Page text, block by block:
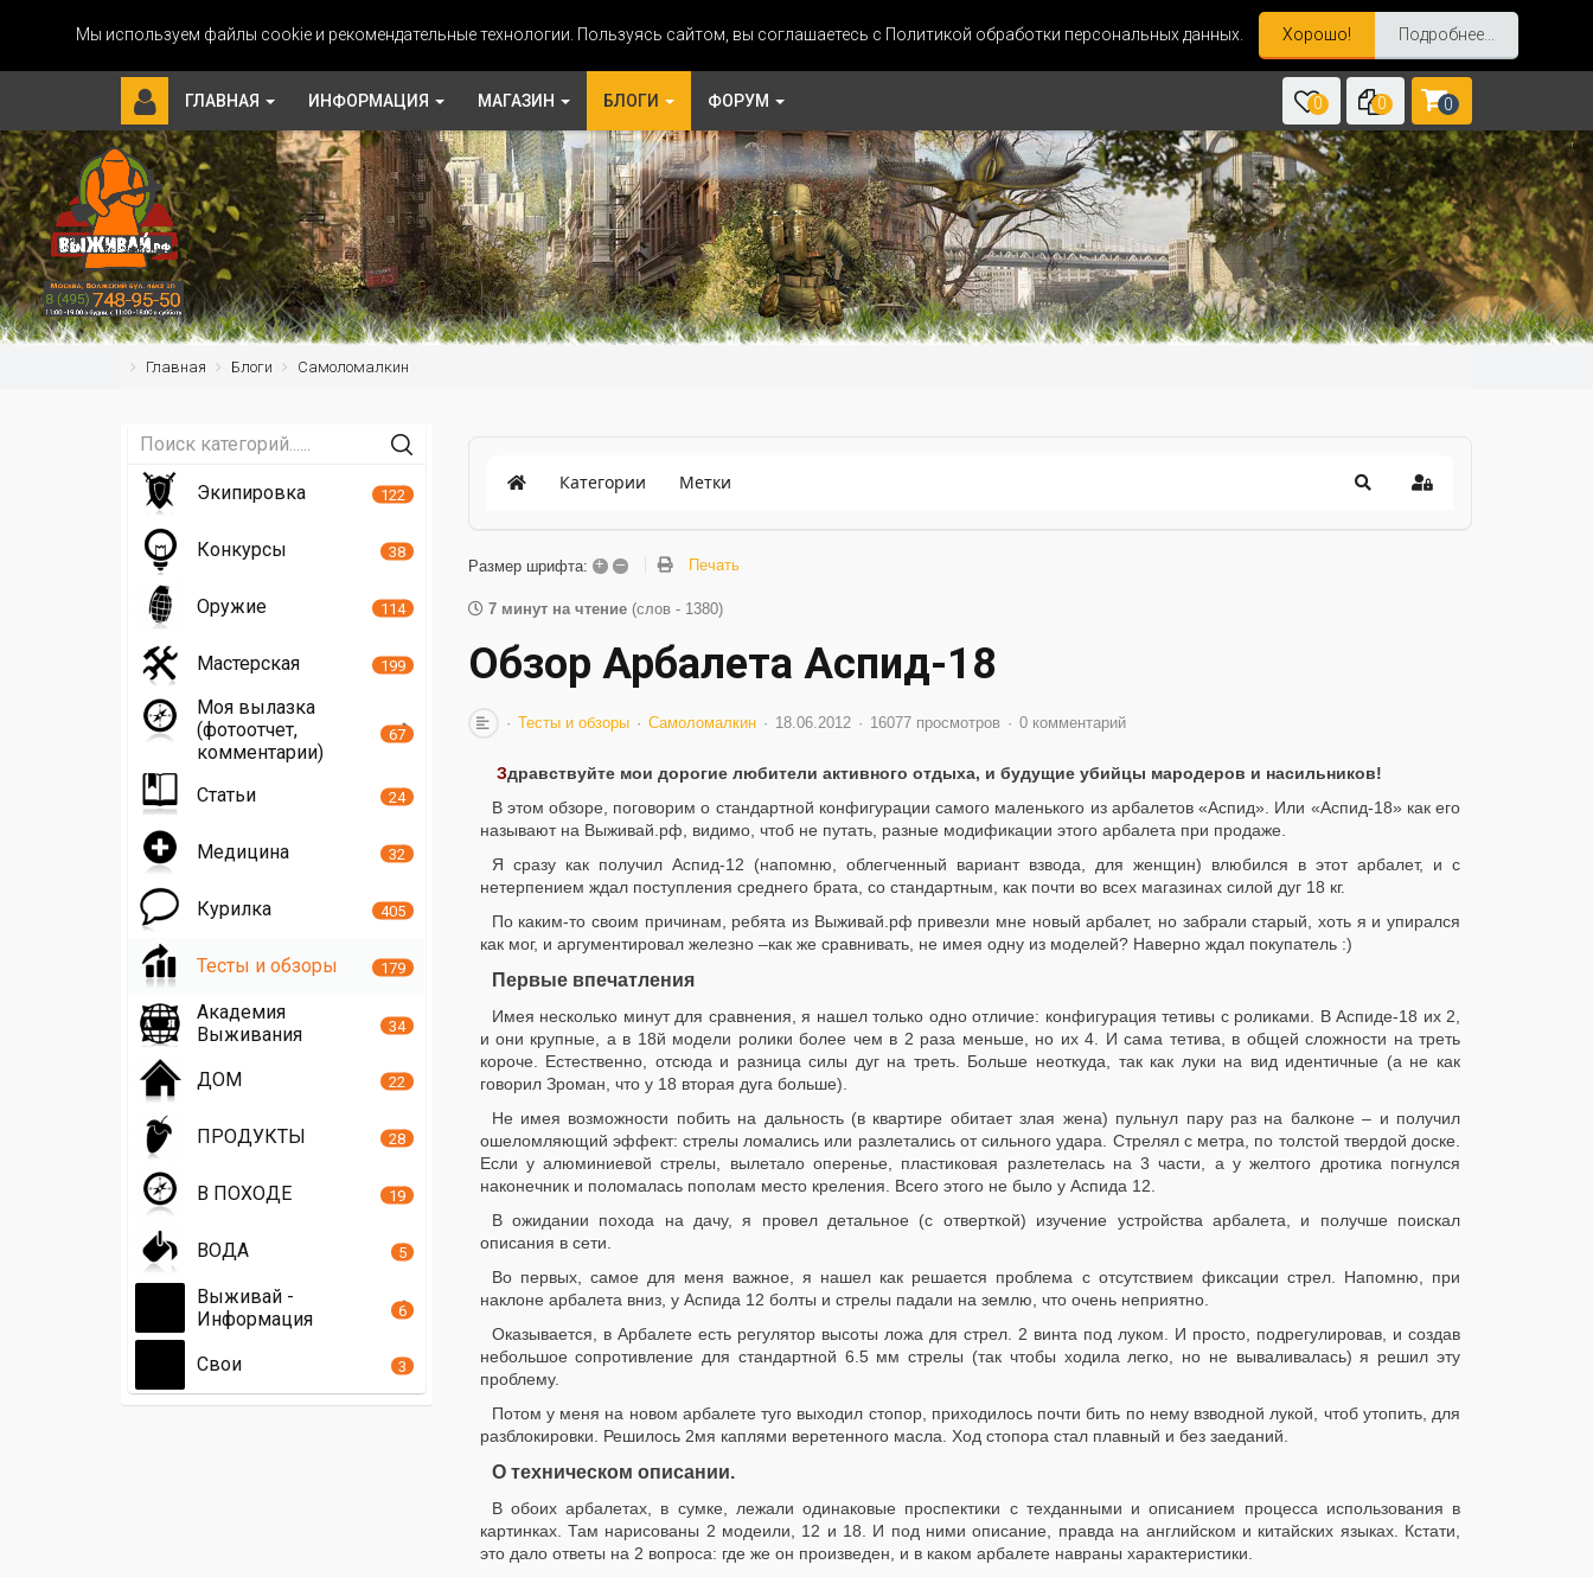
Мы используем файлы cookie и рекомендательные технологии. Пользуясь сайтом, вы соглашаетесь с Политикой обработки персональных данных. Хорошо! Подробнее...
ГЛАВНАЯ ИНФОРМАЦИЯ МАГАЗИН БЛОГИ ФОРУМ 0 0 0
Главная Блоги Самоломалкин
Категории Метки
Размер шрифта: + – Печать
7 минут на чтение (слов - 1380)
Обзор Арбалета Аспид-18
Тесты и обзоры Самоломалкин 18.06.2012 16077 просмотров 0 комментарий
Здравствуйте мои дорогие любители активного отдыха, и будущие убийцы мародеров и насильников!
В этом обзоре, поговорим о стандартной конфигурации самого маленького из арбалетов «Аспид». Или «Аспид-18» как его
называют на Выживай.рф, видимо, чтоб не путать, разные модификации этого арбалета при продаже.
Я сразу как получил Аспид-12 (напомню, облегченный вариант взвода, для женщин) влюбился в этот арбалет, и с
нетерпением ждал поступления среднего брата, со стандартным, как почти во всех магазинах силой дуг 18 кг.
По каким-то своим причинам, ребята из Выживай.рф привезли мне новый арбалет, но забрали старый, хоть я и упирался
как мог, и аргументировал железно –как же сравнивать, не имея одну из моделей? Наверно ждал покупатель :)
Первые впечатления
Имея несколько минут для сравнения, я нашел только одно отличие: конфигурация тетивы с роликами. В Аспиде-18 их 2,
и они крупные, а в 18й модели ролики более чем в 2 раза меньше, но их 4. И сама тетива, в общей сложности на треть
короче. Естественно, отсюда и разница силы дуг на треть. Больше неоткуда, так как луки на вид идентичные (а не как
говорил Зроман, что у 18 вторая дуга больше).
Не имея возможности побить на дальность (в квартире обитает злая жена) пульнул пару раз на балконе – и получил
ошеломляющий эффект: стрелы ломались или разлетались от сильного удара. Стрелял с метра, по толстой твердой доске.
Если у алюминиевой стрелы, вылетало оперенье, пластиковая разлетелась на 3 части, а у желтого дротика погнулся
наконечник и поломалась пополам место креления. Всего этого не было у Аспида 12.
В ожидании похода на дачу, я провел детальное (с отверткой) изучение устройства арбалета, и получше поискал
описания в сети.
Во первых, самое для меня важное, я нашел как решается проблема с отсутствием фиксации стрел. Напомню, при
наклоне арбалета вниз, у Аспида 12 болты и стрелы падали на землю, что очень неприятно.
Оказывается, в Арбалете есть регулятор высоты ложа для стрел. 2 винта под луком. И просто, подрегулировав, и создав
небольшое сопротивление для стандартной 6.5 мм стрелы (так чтобы ходила легко, но не вываливалась) я решил эту
проблему.
Потом у меня на новом арбалете туго выходил стопор, приходилось почти бить по нему взводной лукой, чтоб утопить, для
разблокировки. Решилось 2мя каплями веретенного масла. Ход стопора стал плавный и без заеданий.
О техническом описании.
В обоих арбалетах, в сумке, лежали одинаковые проспектики с техданными и описанием процесса использования в
картинках. Там нарисованы 2 модеили, 12 и 18. И под ними описание, правда на английском и китайских языках. Кстати,
это дало ответы на 2 вопроса: где же он произведен, и в каком арбалете навраны характеристики.
Экипировка 122
Конкурсы 38
Оружие 114
Мастерская 199
Моя вылазка
(фотоотчет,
комментарии)
67
Статьи 24
Медицина 32
Курилка 405
Тесты и обзоры 179
Академия
Выживания
34
ДОМ 22
ПРОДУКТЫ 28
В ПОХОДЕ 19
ВОДА 5
Выживай -
Информация
6
Свои 3